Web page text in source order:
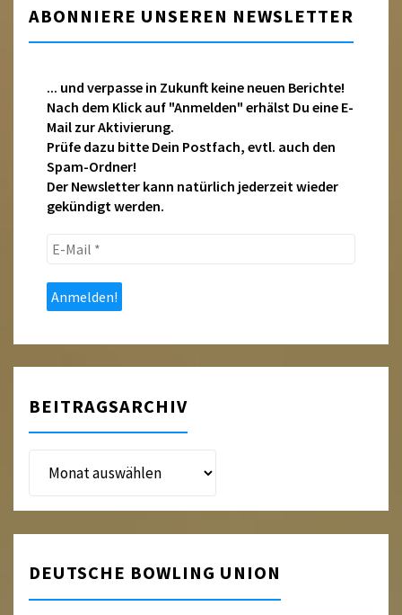
ABONNIERE UNSEREN NEWSLETTER
... und verpasse in Zukunft keine neuen Berichte!
Nach dem Klick auf "Anmelden" erhälst Du eine E-
Mail zur Aktivierung.
Prüfe dazu bitte Dein Postfach, evtl. auch den
Spam-Ordner!
Der Newsletter kann natürlich jederzeit wieder
gekündigt werden.
E-
*
BEITRAGSARCHIV
Beitragsarchiv
DEUTSCHE BOWLING UNION